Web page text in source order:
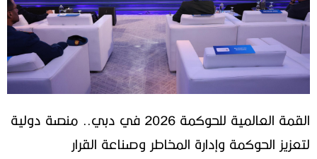
القمة العالمية للحوكمة 2026 في دبي.. منصة دولية
لتعزيز الحوكمة وإدارة المخاطر وصناعة القرار